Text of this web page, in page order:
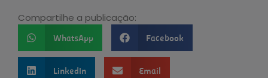
Compartilhe a publicação:
WhatsApp Facebook
LinkedIn Email